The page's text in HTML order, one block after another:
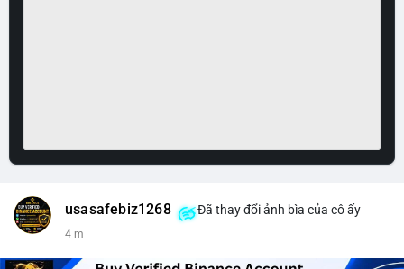
usasafebiz1268 Đã thay đổi ảnh bìa của cô ấy
4 m